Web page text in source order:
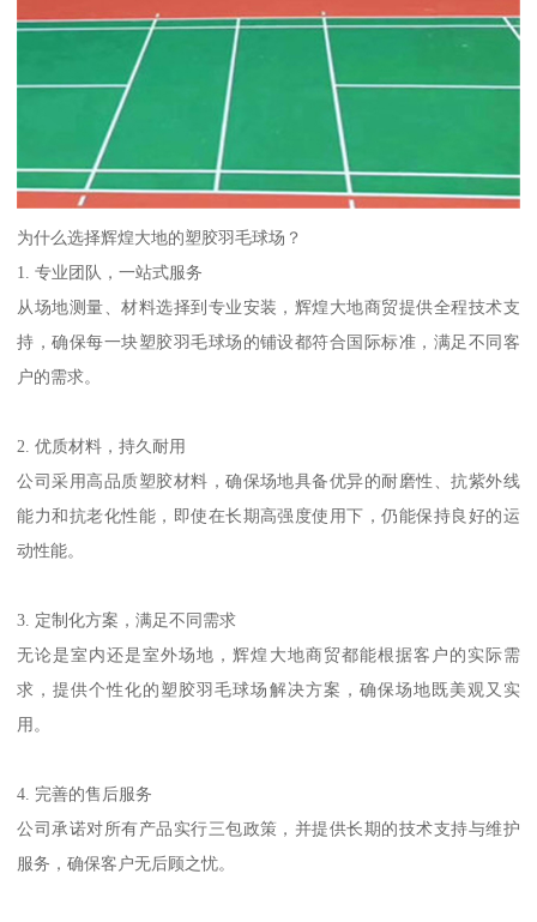
为什么选择辉煌大地的塑胶羽毛球场？
1. 专业团队，一站式服务
从场地测量、材料选择到专业安装，辉煌大地商贸提供全程技术支
持，确保每一块塑胶羽毛球场的铺设都符合国际标准，满足不同客
户的需求。
2. 优质材料，持久耐用
公司采用高品质塑胶材料，确保场地具备优异的耐磨性、抗紫外线
能力和抗老化性能，即使在长期高强度使用下，仍能保持良好的运
动性能。
3. 定制化方案，满足不同需求
无论是室内还是室外场地，辉煌大地商贸都能根据客户的实际需
求，提供个性化的塑胶羽毛球场解决方案，确保场地既美观又实
用。
4. 完善的售后服务
公司承诺对所有产品实行三包政策，并提供长期的技术支持与维护
服务，确保客户无后顾之忧。